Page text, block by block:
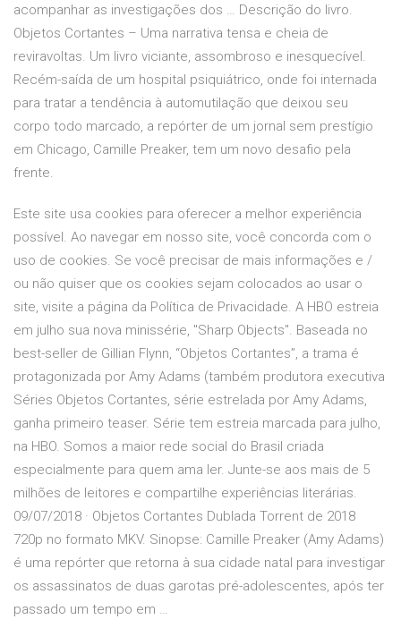
acompanhar as investigações dos … Descrição do livro.
Objetos Cortantes – Uma narrativa tensa e cheia de
reviravoltas. Um livro viciante, assombroso e inesquecível.
Recém-saída de um hospital psiquiátrico, onde foi internada
para tratar a tendência à automutilação que deixou seu
corpo todo marcado, a repórter de um jornal sem prestígio
em Chicago, Camille Preaker, tem um novo desafio pela
frente.
Este site usa cookies para oferecer a melhor experiência
possível. Ao navegar em nosso site, você concorda com o
uso de cookies. Se você precisar de mais informações e /
ou não quiser que os cookies sejam colocados ao usar o
site, visite a página da Política de Privacidade. A HBO estreia
em julho sua nova minissérie, "Sharp Objects". Baseada no
best-seller de Gillian Flynn, “Objetos Cortantes”, a trama é
protagonizada por Amy Adams (também produtora executiva
Séries Objetos Cortantes, série estrelada por Amy Adams,
ganha primeiro teaser. Série tem estreia marcada para julho,
na HBO. Somos a maior rede social do Brasil criada
especialmente para quem ama ler. Junte-se aos mais de 5
milhões de leitores e compartilhe experiências literárias.
09/07/2018 · Objetos Cortantes Dublada Torrent de 2018
720p no formato MKV. Sinopse: Camille Preaker (Amy Adams)
é uma repórter que retorna à sua cidade natal para investigar
os assassinatos de duas garotas pré-adolescentes, após ter
passado um tempo em …